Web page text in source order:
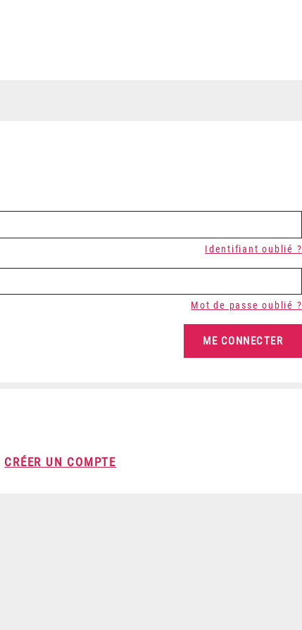
Identifiant oublié ?
Mot de passe oublié ?
CRÉER UN COMPTE